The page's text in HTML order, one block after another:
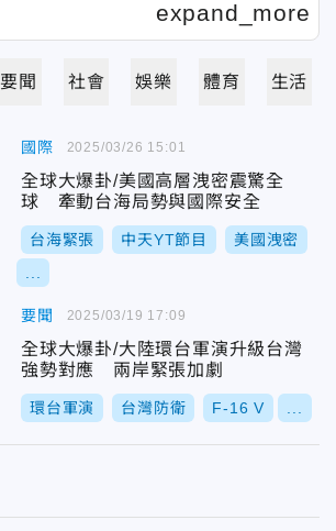
要聞 社會 娛樂 體育 生活
國際
全球大爆卦/美國高層洩密震驚全
球 牽動台海局勢與國際安全
台海緊張 中天YT節目 美國洩密
2025/03/26 15:01
要聞
全球大爆卦/大陸環台軍演升級台灣
強勢對應 兩岸緊張加劇
環台軍演 台灣防衛 F-16 V
2025/03/19 17:09